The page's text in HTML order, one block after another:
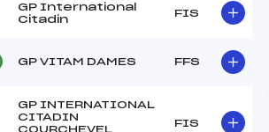
GP International
Citadin
FIS
GP VITAM DAMES FFS
GP INTERNATIONAL
CITADIN
COURCHEVEL
FIS